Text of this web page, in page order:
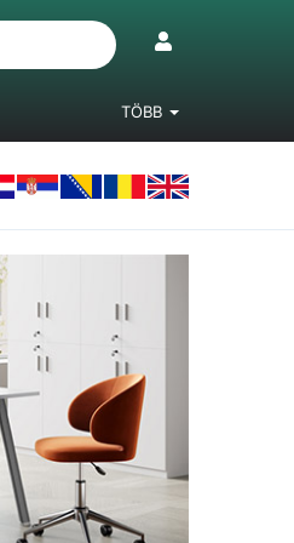
TÖBB